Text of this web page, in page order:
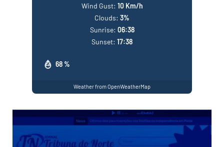
68 %
Wind Gust: 10 Km/h
Clouds: 3%
Sunrise: 06:38
Sunset: 17:38
Weather from OpenWeatherMap